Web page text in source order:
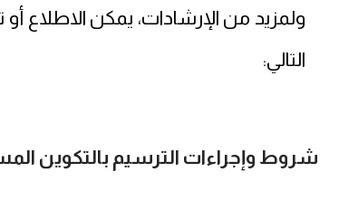
ولمزيد من الإرشادات، يمكن الاطلاع
التالي:
شروط وإجراءات الترسيم بالتكوين